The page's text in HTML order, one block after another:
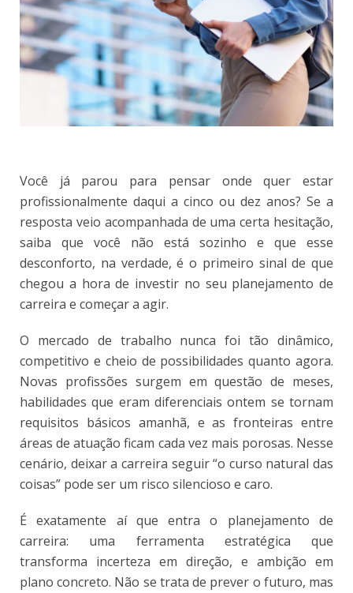
Você já parou para pensar onde quer estar
profissionalmente daqui a cinco ou dez anos? Se a
resposta veio acompanhada de uma certa hesitação,
saiba que você não está sozinho e que esse
desconforto, na verdade, é o primeiro sinal de que
chegou a hora de investir no seu planejamento de
carreira e começar a agir.
O mercado de trabalho nunca foi tão dinâmico,
competitivo e cheio de possibilidades quanto agora.
Novas profissões surgem em questão de meses,
habilidades que eram diferenciais ontem se tornam
requisitos básicos amanhã, e as fronteiras entre
áreas de atuação ficam cada vez mais porosas. Nesse
cenário, deixar a carreira seguir “o curso natural das
coisas” pode ser um risco silencioso e caro.
É exatamente aí que entra o planejamento de
carreira: uma ferramenta estratégica que
transforma incerteza em direção, e ambição em
plano concreto. Não se trata de prever o futuro, mas